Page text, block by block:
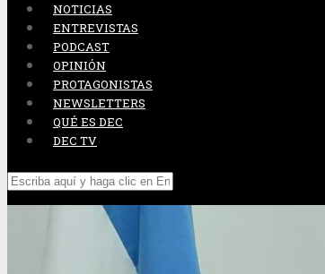
NOTICIAS
ENTREVISTAS
PODCAST
OPINIÓN
PROTAGONISTAS
NEWSLETTERS
QUÉ ES DEC
DEC TV